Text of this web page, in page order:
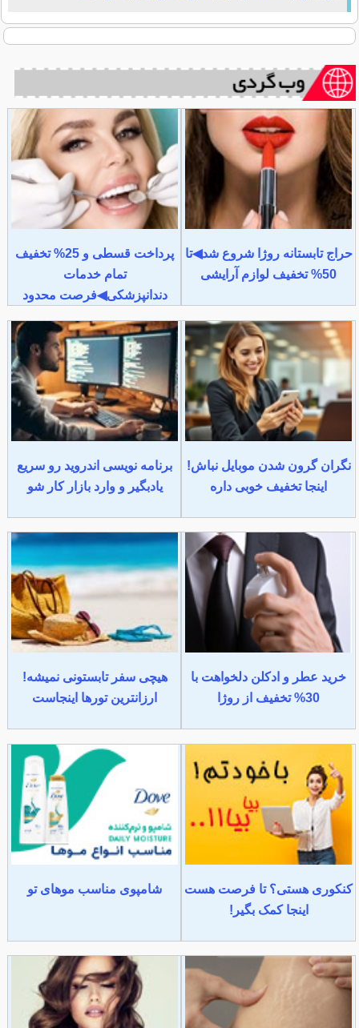
تابستانه روژا شروع شد◀تا
پرداخت قسطی و 25% تخفیف
تمام خدمات
دندانپزشکی◀فرصت محدود
گرون شدن موبایل نباش!
اینجا تخفیف خوبی داره
برنامه نویسی اندروید رو سریع
یادبگیر و وارد بازار کار شو
عطر و ادکلن دلخواهت با
هیچی سفر تابستونی نمیشه!
ارزانترین تورها اینجاست
هستی؟ تا فرصت هست
اینجا کمک بگیر!
شامپوی مناسب موهای تو